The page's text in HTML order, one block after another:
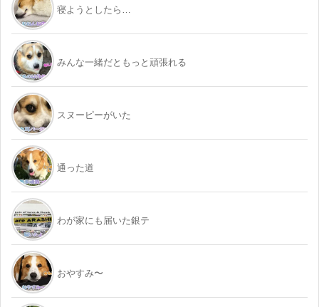
寝ようとしたら…
みんな一緒だともっと頑張れる
スヌーピーがいた
通った道
わが家にも届いた銀テ
おやすみ〜